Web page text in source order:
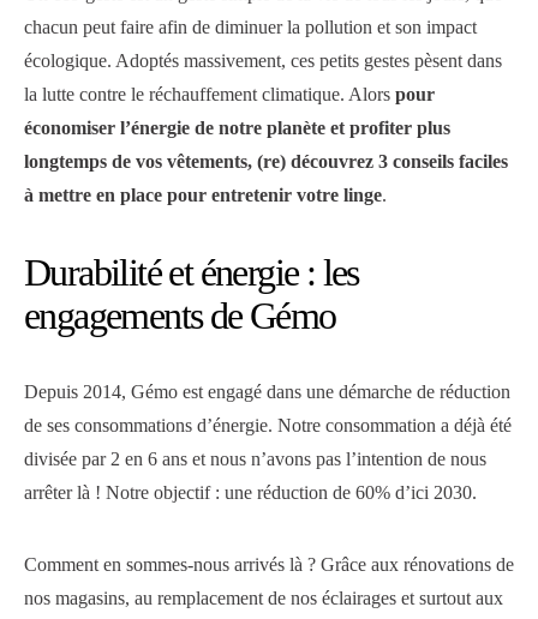
chacun peut faire afin de diminuer la pollution et son impact
écologique. Adoptés massivement, ces petits gestes pèsent dans
la lutte contre le réchauffement climatique. Alors pour
économiser l’énergie de notre planète et profiter plus
longtemps de vos vêtements, (re) découvrez 3 conseils faciles
à mettre en place pour entretenir votre linge.
Durabilité et énergie : les
engagements de Gémo
Depuis 2014, Gémo est engagé dans une démarche de réduction
de ses consommations d’énergie. Notre consommation a déjà été
divisée par 2 en 6 ans et nous n’avons pas l’intention de nous
arrêter là ! Notre objectif : une réduction de 60% d’ici 2030.
Comment en sommes-nous arrivés là ? Grâce aux rénovations de
nos magasins, au remplacement de nos éclairages et surtout aux